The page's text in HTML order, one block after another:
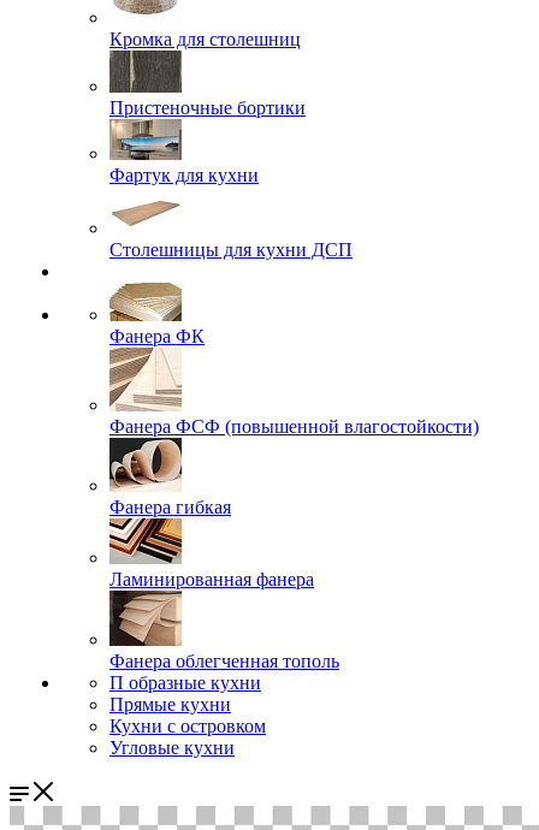
Кромка для столешниц
Пристеночные бортики
Фартук для кухни
Столешницы для кухни ДСП
Фанера ФК
Фанера ФСФ (повышенной влагостойкости)
Фанера гибкая
Ламинированная фанера
Фанера облегченная тополь
П образные кухни
Прямые кухни
Кухни с островком
Угловые кухни